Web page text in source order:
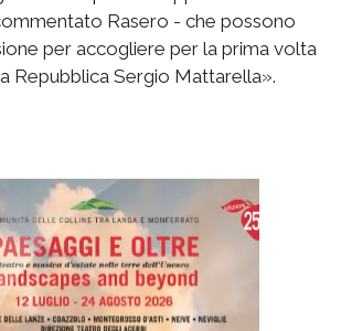
Rasero - che possono
per accogliere per la prima volta
Repubblica Sergio Mattarella».